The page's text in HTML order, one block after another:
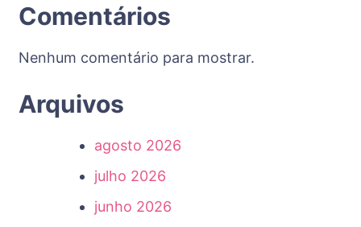
Comentários
Nenhum comentário para mostrar.
Arquivos
agosto 2026
julho 2026
junho 2026